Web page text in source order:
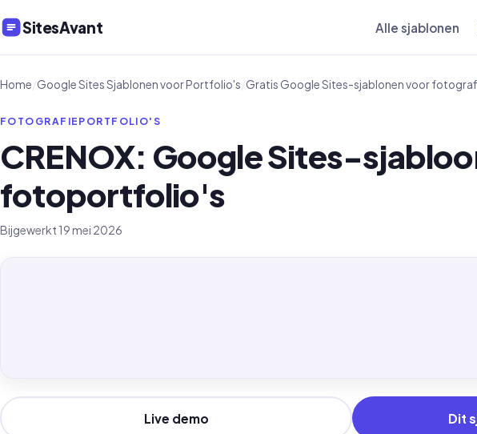
SitesAvant Alle sjablonen
Home/Google Sites Sjablonen voor Portfolio's/Gratis Google Sites-sjablonen voor
FOTOGRAFIEPORTFOLIO'S
CRENOX: Google Sites-
fotoportfolio's
Bijgewerkt 19 mei 2026
Live demo Dit